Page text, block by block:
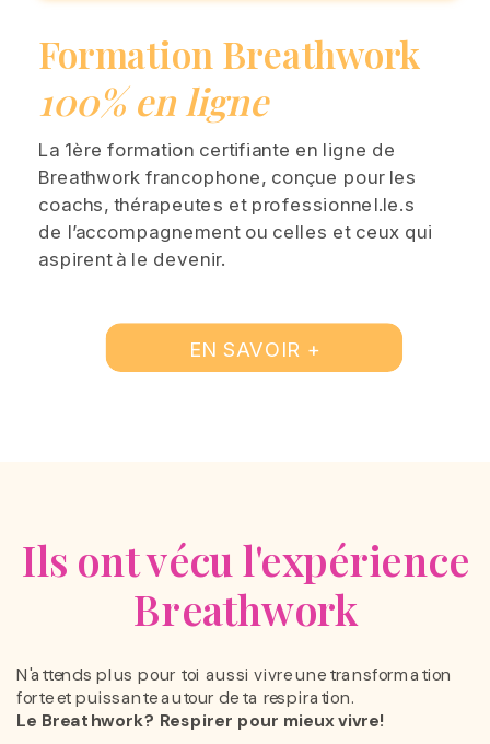
EN SAVOIR +
La 1ère formation certifiante en ligne de
Breathwork francophone, conçue pour les
coachs, thérapeutes et professionnel.le.s
de l’accompagnement ou celles et ceux qui
aspirent à le devenir.
Formation Breathwork
100% en ligne
Ils ont vécu l'expérience
Breathwork
N'attends plus pour toi aussi vivre une transformation
forte et puissante autour de ta respiration.
Le Breathwork? Respirer pour mieux vivre!